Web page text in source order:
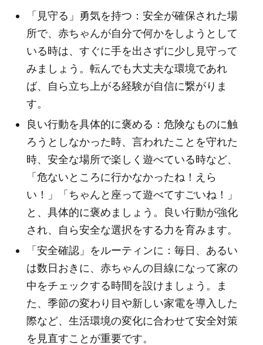
「見守る」勇気を持つ：安全が確保された場
所で、赤ちゃんが自分で何かをしようとして
いる時は、すぐに手を出さずに少し見守って
みましょう。転んでも大丈夫な環境であれ
ば、自ら立ち上がる経験が自信に繋がりま
す。
良い行動を具体的に褒める：危険なものに触
ろうとしなかった時、言われたことを守れた
時、安全な場所で楽しく遊べている時など、
「危ないところに行かなかったね！えら
い！」「ちゃんと座って遊べてすごいね！」
と、具体的に褒めましょう。良い行動が強化
され、自ら安全な選択をする力を育みます。
「安全確認」をルーティンに：毎日、あるい
は数日おきに、赤ちゃんの目線になって家の
中をチェックする時間を設けましょう。ま
た、季節の変わり目や新しい家電を導入した
際など、生活環境の変化に合わせて安全対策
を見直すことが重要です。